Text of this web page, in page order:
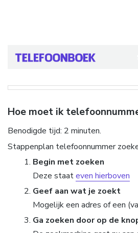
Hoe moet ik
Benodigde tijd: 2 minuten.
Stappenplan telefoonnummer
Begin met zoeken
Deze staateven hierboven
Geef aan wat je zoekt
Mogelijk een adres of een
Ga zoeken door op de